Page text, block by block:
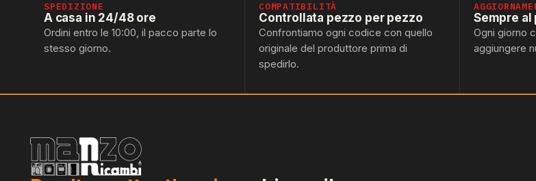
SPEDIZIONE
A casa in 24/48 ore
Ordini entro le 10:00, il pacco parte lo
stesso giorno.
COMPATIBILITÀ
Controllata pezzo per pezzo
Confrontiamo ogni codice con quello
originale del produttore prima di
spedirlo.
Sempre al
Ogni giorno
aggiungere